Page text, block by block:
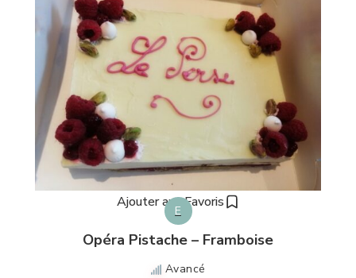
Ajouter aux Favoris
E
Opéra Pistache – Framboise
Avancé